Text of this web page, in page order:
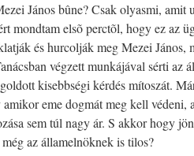
János bûne? Csak olyasmi, amit
mondtam elsõ perctõl, hogy ez az
és hurcolják meg Mezei János,
végzett munkájával sérti az
kisebbségi kérdés mítoszát.
eme dogmát meg kell védeni,
sem túl nagy ár. S akkor hogy
az államelnöknek is tilos?